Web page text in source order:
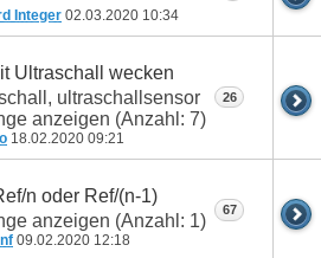
Integer 02.03.2020 10:34
Ultraschall wecken
18.02.2020 09:21
26
n oder Ref/(n-1)
09.02.2020 12:18
67